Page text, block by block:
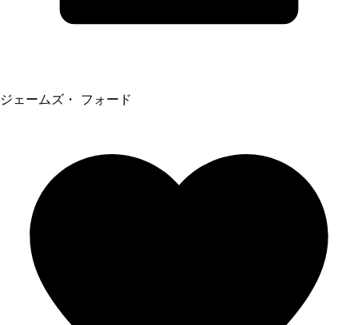
ジェームズ・ フォード